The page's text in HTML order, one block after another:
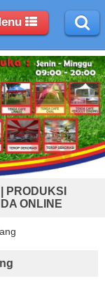
PRODUKSI
ONLINE